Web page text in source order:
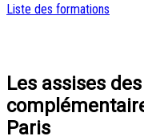
Liste des formations
Les assises
Paris